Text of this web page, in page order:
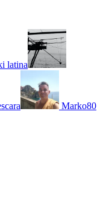
latina
Marko80